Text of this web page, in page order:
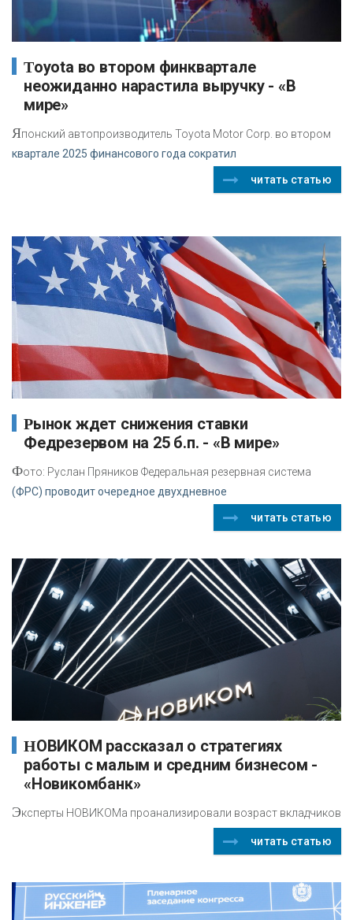
Toyota во втором финквартале
неожиданно нарастила выручку - «В
мире»
Японский автопроизводитель Toyota Motor Corp. во втором
квартале 2025 финансового года сократил
читать статью
Рынок ждет снижения ставки
Федрезервом на 25 б.п. - «В мире»
Фото: Руслан Пряников Федеральная резервная система
(ФРС) проводит очередное двухдневное
читать статью
НОВИКОМ рассказал о стратегиях
работы с малым и средним бизнесом -
«Новикомбанк»
Эксперты НОВИКОМа проанализировали возраст вкладчиков
читать статью